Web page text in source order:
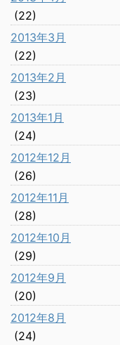
(22)
2013年3月
(22)
2013年2月
(23)
2013年1月
(24)
2012年12月
(26)
2012年11月
(28)
2012年10月
(29)
2012年9月
(20)
2012年8月
(24)